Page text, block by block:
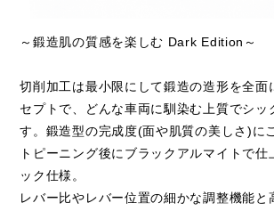
～鍛造肌の質感を楽しむ Dark Edition～
切削加工は最小限にして鍛造の造形を全面
セプトで、どんな車両に馴染む上質でシッ
す。鍛造型の完成度(面や肌質の美しさ)に
トピーニング後にブラックアルマイトで仕
ック仕様。
レバー比やレバー位置の細かな調整機能と